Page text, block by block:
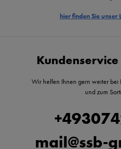
hier finden Sie unser
Wir helfen Ihnen gern weiter bei
und zum
mail@ssb-